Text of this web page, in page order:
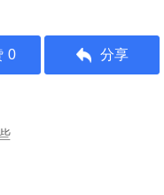
0 分享